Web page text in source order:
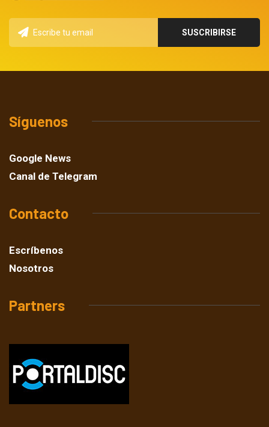
Síguenos
Google News
Canal de Telegram
Contacto
Escríbenos
Nosotros
Partners